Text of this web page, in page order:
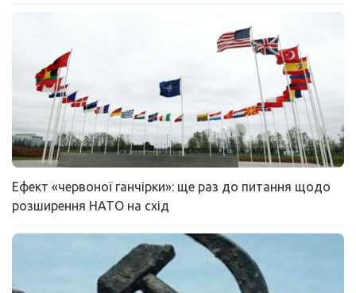
Ефект «червоної ганчірки»: ще раз до питання щодо
розширення НАТО на схід